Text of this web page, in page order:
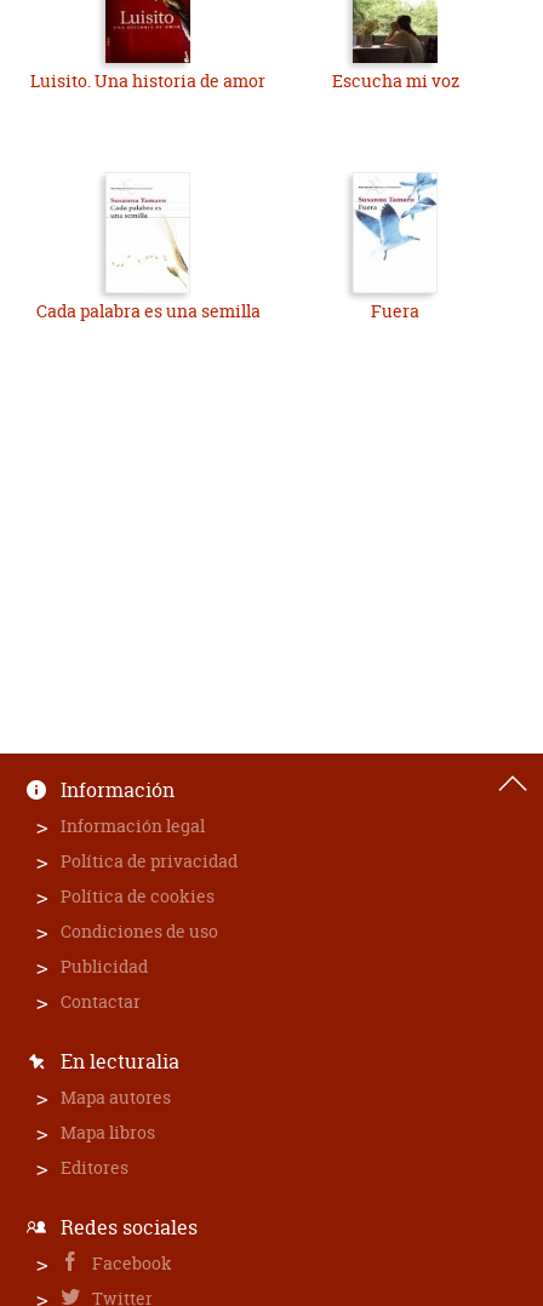
Luisito. Una historia de amor Escucha mi voz
Cada palabra es una semilla Fuera
Información
Información legal
Política de privacidad
Política de cookies
Condiciones de uso
Publicidad
Contactar
En lecturalia
Mapa autores
Mapa libros
Editores
Redes sociales
Facebook
Twitter